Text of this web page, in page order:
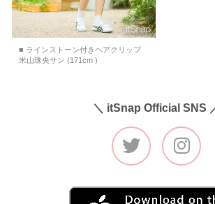
■ ラインストーン付きヘアクリップ
米山珠央サン (171cm )
＼ itSnap Official SNS